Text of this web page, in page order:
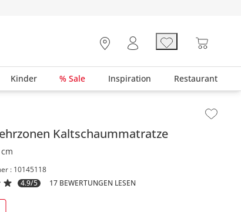
Kinder % Sale Inspiration Restaurant
überspringen - Zum Seitenende
Kaltschaummatratze
: 10145118
4.9/5
17 BEWERTUNGEN LESEN